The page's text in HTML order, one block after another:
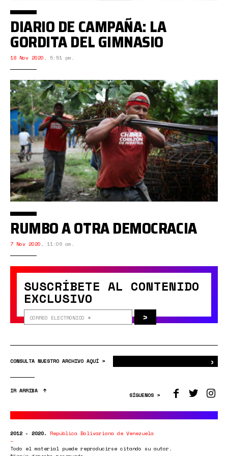
DIARIO DE CAMPAÑA: LA
GORDITA DEL GIMNASIO
18 Nov 2020 , 5:51 pm.
SUSCRÍBETE AL CONTENIDO
EXCLUSIVO
>
RUMBO A OTRA DEMOCRACIA
7 Nov 2020 , 11:06 am.
CONSULTA NUESTRO ARCHIVO AQUÍ > ›
IR ARRIBA
SÍGUENOS >
2012 - 2020. República Bolivariana de Venezuela
Todo el material puede reproducirse citando su autor.